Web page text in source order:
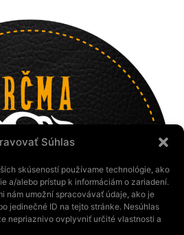
Súhlas
skúseností používame technológie, ako
a/alebo prístup k informáciám o zariadení.
nám umožní spracovávať údaje, ako je
jedinečné ID na tejto stránke. Nesúhlas
nepriaznivo ovplyvniť určité vlastnosti a